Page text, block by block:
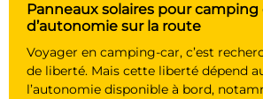
Panneaux solaires pour camping
d’autonomie sur la route
Voyager en camping-car, c’est
de liberté. Mais cette liberté dépend
l’autonomie disponible à bord,